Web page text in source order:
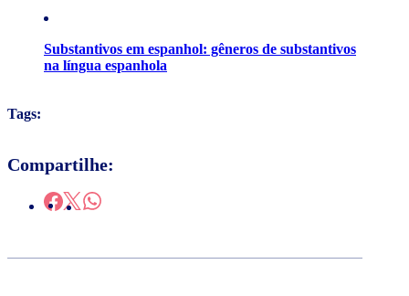
Substantivos em espanhol: gêneros de substantivos
na língua espanhola
Tags:
Compartilhe: